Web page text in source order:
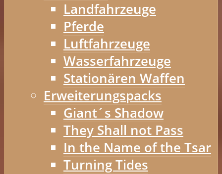
Landfahrzeuge
Pferde
Luftfahrzeuge
Wasserfahrzeuge
Stationären Waffen
Erweiterungspacks
Giant´s Shadow
They Shall not Pass
In the Name of the Tsar
Turning Tides